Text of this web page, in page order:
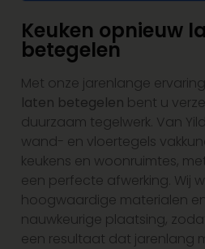
Keuken opnieuw
betegelen
Met onze jarenlange
laten betegelen bent u
duurzaam tegelwerk. Van
wand- en vloertegels
keukens en woonruimtes,
een perfecte afwerking. Wij
hoogwaardige materialen
nauwkeurige plaatsing,
een resultaat dat jarenlang